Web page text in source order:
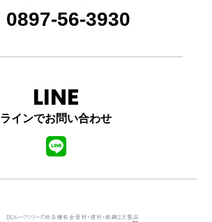
0897-56-3930
LINE
ラインでお問い合わせ